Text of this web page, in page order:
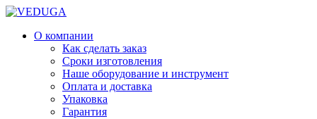
О компании
Как сделать заказ
Сроки изготовления
Наше оборудование и инструмент
Оплата и доставка
Упаковка
Гарантия